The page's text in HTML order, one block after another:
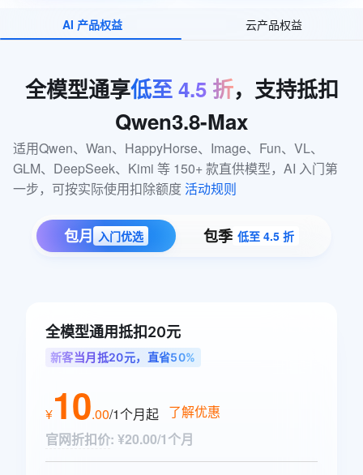
AI 产品权益 云产品权益
全模型通享低至 4.5 折，支持抵扣
Qwen3.8-Max
适用Qwen、Wan、HappyHorse、Image、Fun、VL、
GLM、DeepSeek、Kimi 等 150+ 款直供模型，AI 入门第
一步，可按实际使用扣除额度 活动规则
包月 入门优选 包季 低至 4.5 折
全模型通用抵扣20元
新客当月抵20元，直省50%
¥10.00/1个月起 了解优惠
官网折扣价: ¥20.00/1个月